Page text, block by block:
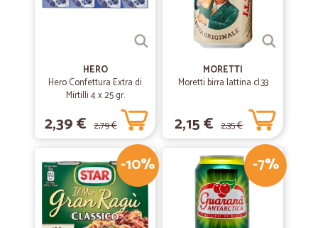
HERO
Hero Confettura Extra di
Mirtilli 4 x 25 gr.
2,39 € 2,79 €
MORETTI
Moretti birra lattina cl.33
2,15 € 2,35 €
-10% -7%